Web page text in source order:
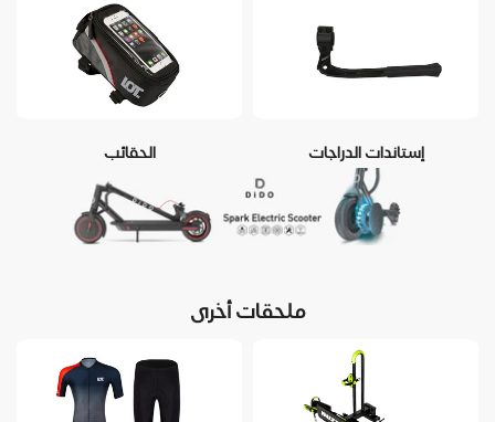
إستاندات الدراجات الحقائب
ملحقات أخرى